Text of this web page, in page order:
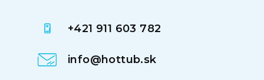
+421 911 603 782
info@hottub.sk